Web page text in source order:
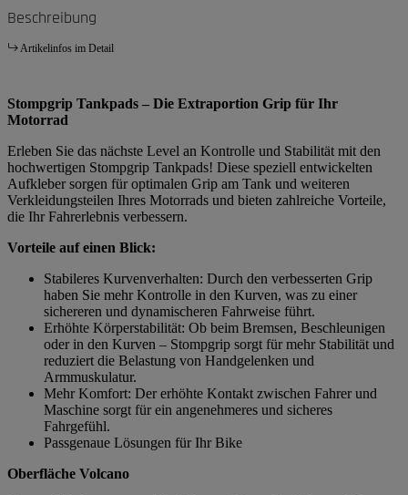
Beschreibung
Artikelinfos im Detail
Stompgrip Tankpads – Die Extraportion Grip für Ihr
Motorrad
Erleben Sie das nächste Level an Kontrolle und Stabilität mit den
hochwertigen Stompgrip Tankpads! Diese speziell entwickelten
Aufkleber sorgen für optimalen Grip am Tank und weiteren
Verkleidungsteilen Ihres Motorrads und bieten zahlreiche Vorteile,
die Ihr Fahrerlebnis verbessern.
Vorteile auf einen Blick:
Stabileres Kurvenverhalten: Durch den verbesserten Grip
haben Sie mehr Kontrolle in den Kurven, was zu einer
sichereren und dynamischeren Fahrweise führt.
Erhöhte Körperstabilität: Ob beim Bremsen, Beschleunigen
oder in den Kurven – Stompgrip sorgt für mehr Stabilität und
reduziert die Belastung von Handgelenken und
Armmuskulatur.
Mehr Komfort: Der erhöhte Kontakt zwischen Fahrer und
Maschine sorgt für ein angenehmeres und sicheres
Fahrgefühl.
Passgenaue Lösungen für Ihr Bike
Oberfläche Volcano